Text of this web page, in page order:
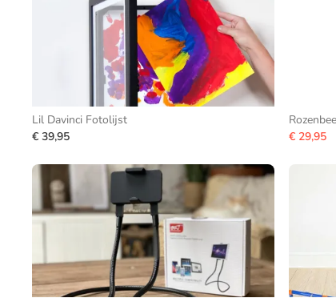
Lil Davinci Fotolijst
€ 39,95
€ 29,95